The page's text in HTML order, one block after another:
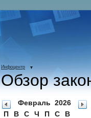
Инфоцентр
Обзор
Февраль 2026
П
В С Ч П С
В